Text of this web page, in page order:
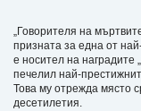
„Говорителя на
призната за една от
е носител на наградите
печелил най-
Това му отрежда място
десетилетия.